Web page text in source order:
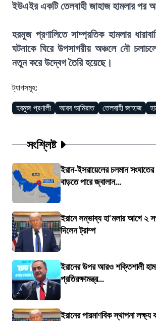
ইউএইর একটি তেলবাহী জাহাজ হামলার পর
হরমুজ প্রণালিতে সাম্প্রতিক হামলার
ঘটনাকে ঘিরে উপসাগরীয় অঞ্চলে নৌ
নতুন করে উদ্বেগ তৈরি হয়েছে।
ট্যাগসমূহ:
হরমুজ প্রণালী আরব আমিরাত তেলবাহী জাহাজ
সংশ্লিষ্ট
ইরান-ইসরায়েলের চলমান সংঘাতের
বাড়তে পারে জ্বালান...
ইরানে সম্ভাব্য হা'মলার আগে ২
দিলেন ট্রাম্প
ইরানের উপর আরও শক্তিশালী
প্রতিরক্ষামন্ত্র...
ইরানের পারমাণবিক স্থাপনা লক্ষ্য